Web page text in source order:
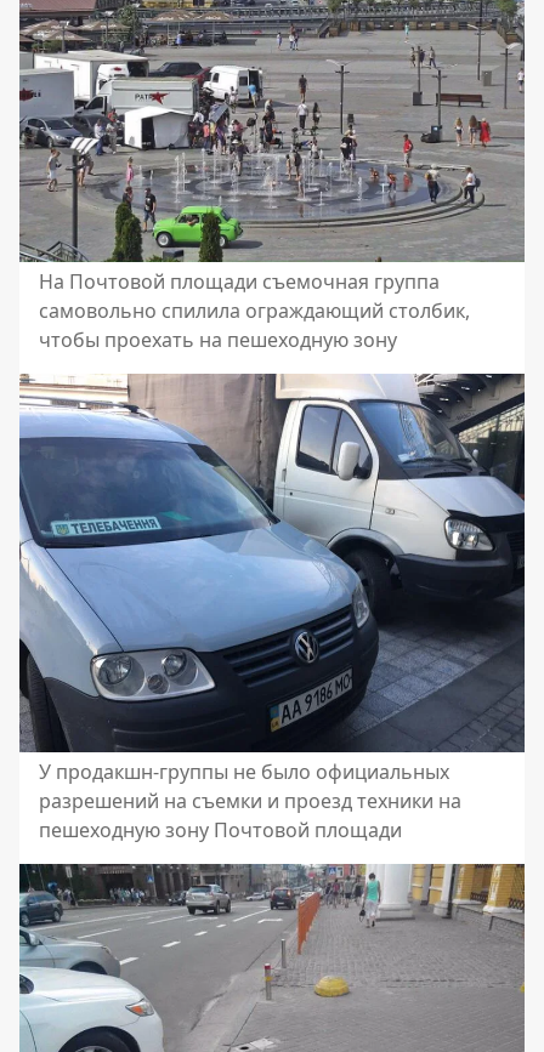
На Почтовой площади съемочная группа
самовольно спилила ограждающий столбик,
чтобы проехать на пешеходную зону
У продакшн-группы не было официальных
разрешений на съемки и проезд техники на
пешеходную зону Почтовой площади